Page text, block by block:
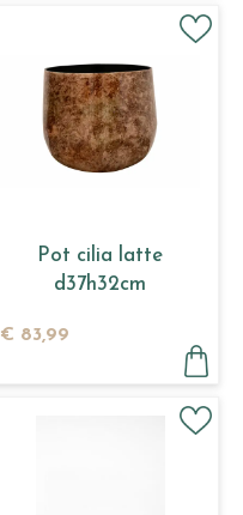
Pot cilia latte
d37h32cm
€ 83,99